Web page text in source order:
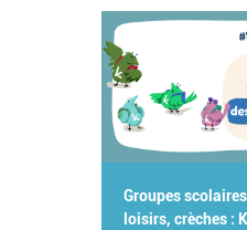
Groupes
loisirs, crèches :